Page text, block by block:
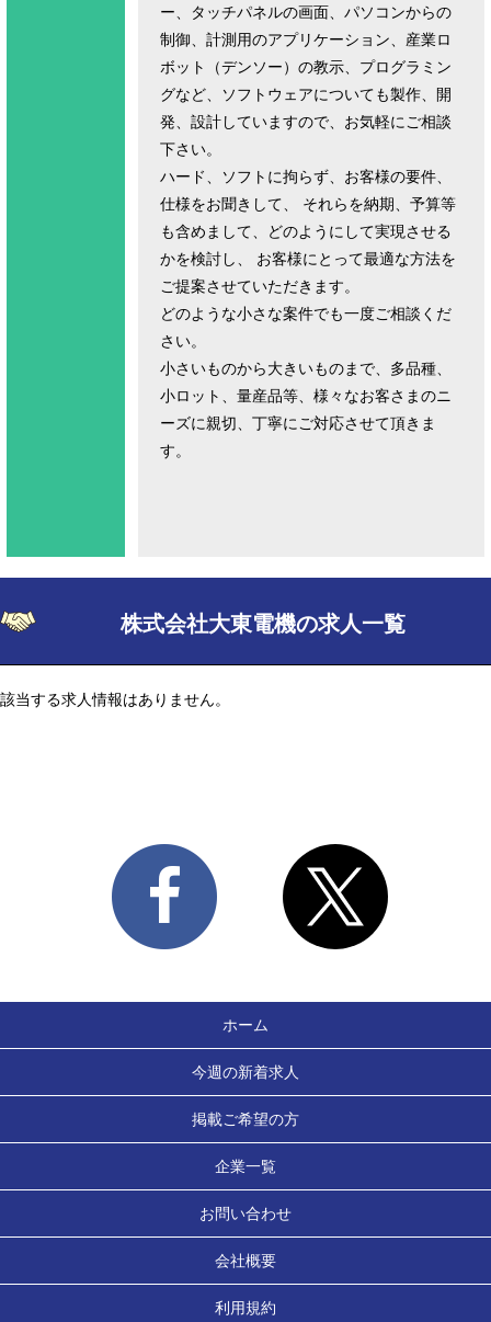
ー、タッチパネルの画面、パソコンからの
制御、計測用のアプリケーション、産業ロ
ボット（デンソー）の教示、プログラミン
グなど、ソフトウェアについても製作、開
発、設計していますので、お気軽にご相談
下さい。
ハード、ソフトに拘らず、お客様の要件、
仕様をお聞きして、 それらを納期、予算等
も含めまして、どのようにして実現させる
かを検討し、 お客様にとって最適な方法を
ご提案させていただきます。
どのような小さな案件でも一度ご相談くだ
さい。
小さいものから大きいものまで、多品種、
小ロット、量産品等、様々なお客さまのニ
ーズに親切、丁寧にご対応させて頂きま
す。
株式会社大東電機の求人一覧
該当する求人情報はありません。
ホーム
今週の新着求人
掲載ご希望の方
企業一覧
お問い合わせ
会社概要
利用規約